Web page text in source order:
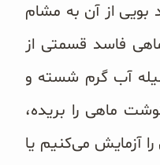
بویی از آن به مشام
فاسد قسمتی از
آب گرم شسته و
ماهی را بریده،
آزمایش می‌‌کنیم یا